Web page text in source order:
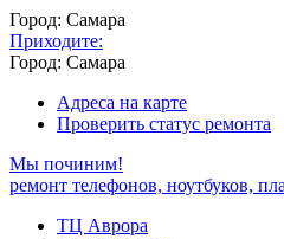
Город: Самара
Приходите:
Город: Самара
Адреса на карте
Проверить статус ремонта
Мы починим!
ремонт телефонов, ноутбуков,
ТЦ Аврора